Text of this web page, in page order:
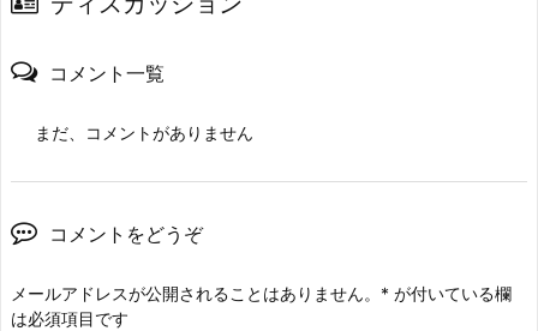
コメント一覧
まだ、コメントがありません
コメントをどうぞ
メールアドレスが公開されることはありません。 * が付いている欄
は必須項目です